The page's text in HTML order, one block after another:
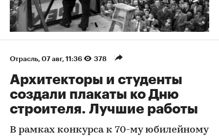
Отрасль⁠, 07 авг, 11:36 378
Архитекторы и студенты
создали плакаты ко Дню
строителя. Лучшие работы
В рамках конкурса к 70-му юбилейному